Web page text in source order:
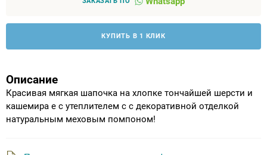
КУПИТЬ В 1 КЛИК
Описание
Красивая мягкая шапочка на хлопке тончайшей шерсти и
кашемира е с утеплителем с с декоративной отделкой
натуральным меховым помпоном!